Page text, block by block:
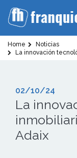
Home
Noticias
La innovación
02/10/24
La
Adaix